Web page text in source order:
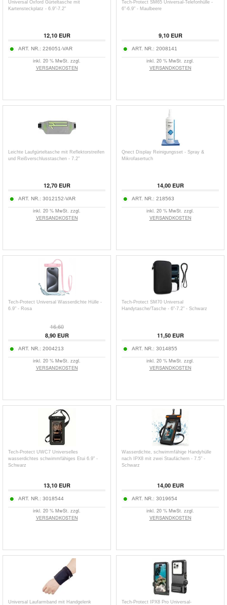
Universal Oxford Gürteltasche mit
Kartensteckplatz - 6.9"-7.2"
12,10EUR
ART. NR.: 226051-VAR
inkl. 20 % MwSt. zzgl.
VERSANDKOSTEN
Tech-Protect SM65 Universal-Telefonhülle -
6"-6.9" - Maulbeere
9,10EUR
ART. NR.: 2008141
inkl. 20 % MwSt. zzgl.
VERSANDKOSTEN
Leichte Laufgürteltasche mit Reflektorstreifen
und Reißverschlusstaschen - 7.2"
12,70EUR
ART. NR.: 3012152-VAR
inkl. 20 % MwSt. zzgl.
VERSANDKOSTEN
Qnect Display Reinigungsset - Spray &
Mikrofasertuch
14,00EUR
ART. NR.: 218563
inkl. 20 % MwSt. zzgl.
VERSANDKOSTEN
Tech-Protect Universal Wasserdichte Hülle -
6.9" - Rosa
16,60
8,90EUR
ART. NR.: 2004213
inkl. 20 % MwSt. zzgl.
VERSANDKOSTEN
Tech-Protect SM70 Universal
Handytasche/Tasche - 6"-7.2" - Schwarz
11,50EUR
ART. NR.: 3014855
inkl. 20 % MwSt. zzgl.
VERSANDKOSTEN
Tech-Protect UWC7 Universelles
wasserdichtes schwimmfähiges Etui 6.9" -
Schwarz
13,10EUR
ART. NR.: 3018544
inkl. 20 % MwSt. zzgl.
VERSANDKOSTEN
Wasserdichte, schwimmfähige Handyhülle
nach IPX8 mit zwei Staufächern - 7.5" -
Schwarz
14,00EUR
ART. NR.: 3019654
inkl. 20 % MwSt. zzgl.
VERSANDKOSTEN
Universal Laufarmband mit Handgelenk
Tech-Protect IPX8 Pro Universal-